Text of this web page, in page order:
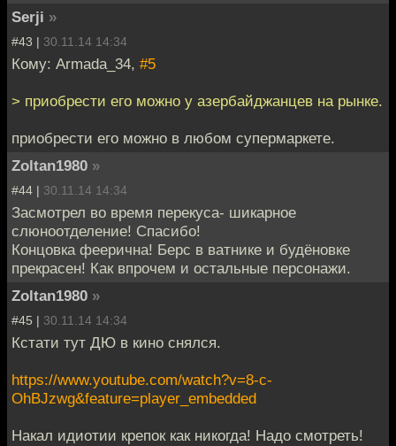
Serji »
#43 | 30.11.14 14:34
Кому: Armada_34, #5
> приобрести его можно у азербайджанцев на рынке.
приобрести его можно в любом супермаркете.
Zoltan1980 »
#44 | 30.11.14 14:34
Засмотрел во время перекуса- шикарное
слюноотделение! Спасибо!
Концовка феерична! Берс в ватнике и будёновке
прекрасен! Как впрочем и остальные персонажи.
Zoltan1980 »
#45 | 30.11.14 14:34
Кстати тут ДЮ в кино снялся.
https://www.youtube.com/watch?v=8-c-
OhBJzwg&feature=player_embedded
Накал идиотии крепок как никогда! Надо смотреть!